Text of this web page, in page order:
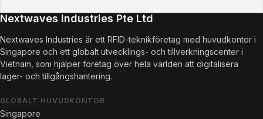
Nextwaves Industries Pte Ltd
Nextwaves Industries är ett RFID-teknikföretag med huvudkontor i
Singapore och ett globalt utvecklings- och tillverkningscenter i
Vietnam, som hjälper företag över hela världen att digitalisera
lager- och tillgångshantering.
GLOBALT HUVUDKONTOR
Singapore